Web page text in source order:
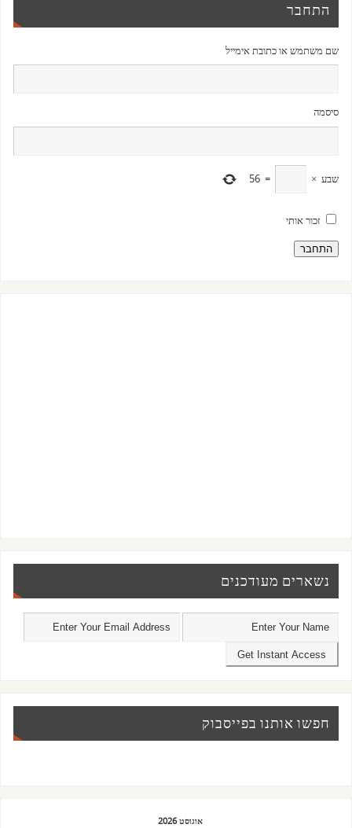
התחבר
שם משתמש או כתובת אימייל
סיסמה
שבע ×
=
56
זכור אותי
התחבר
נשארים מעודכנים
חפשו אותנו בפייסבוק
אוגוסט 2026